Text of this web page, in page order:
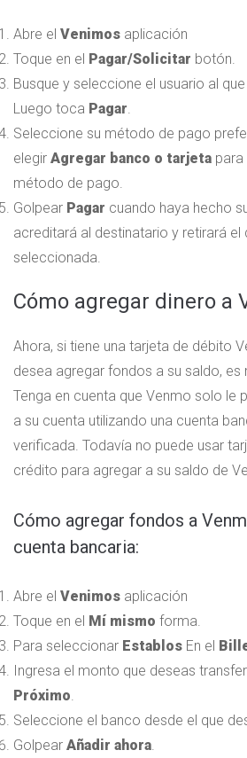
Abre el Venimos aplicación
Toque en el Pagar/Solicitar botón.
Busque y seleccione el usuario al
Luego toca Pagar
Seleccione su método de pago
elegir Agregar banco o tarjeta para
método de pago.
Golpear Pagar cuando haya hecho
acreditará al destinatario y retirará el
seleccionada.
Cómo agregar dinero a
Ahora, si tiene una tarjeta de débito
desea agregar fondos a su saldo, es
Tenga en cuenta que Venmo solo le
a su cuenta utilizando una cuenta
verificada. Todavía no puede usar
crédito para agregar a su saldo de
Cómo agregar fondos a
cuenta bancaria:
Abre el Venimos aplicación
Toque en el Mí mismo forma.
Para seleccionar Establos En el
Ingresa el monto que deseas
Próximo
Seleccione el banco desde el que
Golpear Añadir ahora